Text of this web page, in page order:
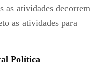
as atividades decorrem
as atividades para
Política